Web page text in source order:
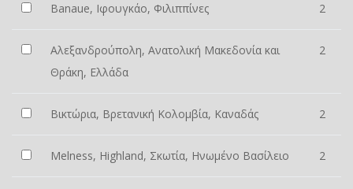
Banaue, Ιφουγκάο, Φιλιππίνες 2
Αλεξανδρούπολη, Ανατολική Μακεδονία και
Θράκη, Ελλάδα
2
Βικτώρια, Βρετανική Κολομβία, Καναδάς 2
Melness, Highland, Σκωτία, Ηνωμένο Βασίλειο 2